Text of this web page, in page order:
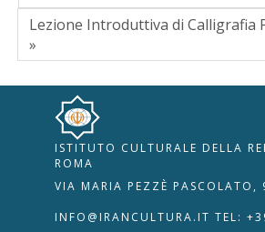
Lezione Introduttiva di Calligrafia
»
ISTITUTO CULTURALE DELLA
ROMA
VIA MARIA PEZZÈ
INFO@IRANCULTURA.IT TEL:
RIPRISTINA